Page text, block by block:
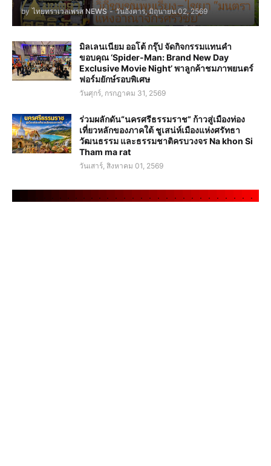
by ไทยทราเวลเพรส NEWS - วันอังคาร, มิถุนายน 02, 2569
มิลเลนเนียม ออโต้ กรุ๊ป จัดกิจกรรมแทนคำ
ขอบคุณ ‘Spider-Man: Brand New Day
Exclusive Movie Night’ พาลูกค้าชมภาพยนตร์
ฟอร์มยักษ์รอบพิเศษ
วันศุกร์, กรกฎาคม 31, 2569
ร่วมผลักดัน“นครศรีธรรมราช” ก้าวสู่เมืองท่อง
เที่ยวหลักของภาคใต้ ชูเสน่ห์เมืองแห่งศรัทธา
วัฒนธรรม และธรรมชาติครบวงจร Na khon Si
Tham ma rat
วันเสาร์, สิงหาคม 01, 2569
. . . . . . . . . . . . . . . . . . . . . . . .